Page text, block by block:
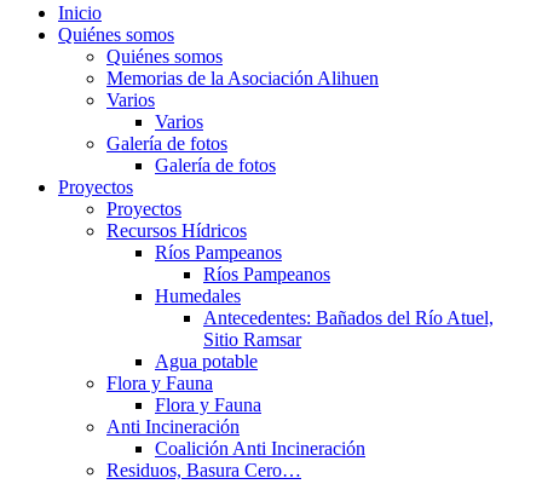
Inicio
Quiénes somos
Quiénes somos
Memorias de la Asociación Alihuen
Varios
Varios
Galería de fotos
Galería de fotos
Proyectos
Proyectos
Recursos Hídricos
Ríos Pampeanos
Ríos Pampeanos
Humedales
Antecedentes: Bañados del Río Atuel,
Sitio Ramsar
Agua potable
Flora y Fauna
Flora y Fauna
Anti Incineración
Coalición Anti Incineración
Residuos, Basura Cero…